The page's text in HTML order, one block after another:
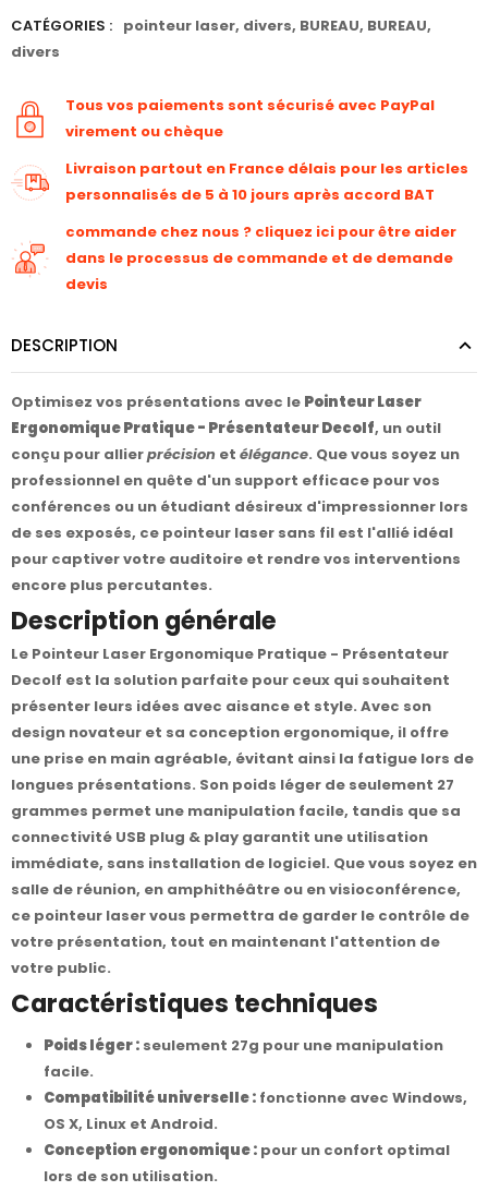
CATÉGORIES : pointeur laser, divers, BUREAU, BUREAU,
divers
Tous vos paiements sont sécurisé avec PayPal
virement ou chèque
Livraison partout en France délais pour les articles
personnalisés de 5 à 10 jours après accord BAT
commande chez nous ? cliquez ici pour être aider
dans le processus de commande et de demande
devis
DESCRIPTION
Optimisez vos présentations avec le Pointeur Laser
Ergonomique Pratique - Présentateur Decolf, un outil
conçu pour allierprécision et élégance. Que vous soyez un
professionnel en quête d'un support efficace pour vos
conférences ou un étudiant désireux d'impressionner lors
de ses exposés, ce pointeur laser sans fil est l'allié idéal
pour captiver votre auditoire et rendre vos interventions
encore plus percutantes.
Description générale
Le Pointeur Laser Ergonomique Pratique - Présentateur
Decolf est la solution parfaite pour ceux qui souhaitent
présenter leurs idées avec aisance et style. Avec son
design novateur et sa conception ergonomique, il offre
une prise en main agréable, évitant ainsi la fatigue lors de
longues présentations. Son poids léger de seulement 27
grammes permet une manipulation facile, tandis que sa
connectivité USB plug & play garantit une utilisation
immédiate, sans installation de logiciel. Que vous soyez en
salle de réunion, en amphithéâtre ou en visioconférence,
ce pointeur laser vous permettra de garder le contrôle de
votre présentation, tout en maintenant l'attention de
votre public.
Caractéristiques techniques
Poids léger : seulement 27g pour une manipulation
facile.
Compatibilité universelle : fonctionne avec Windows,
OS X, Linux et Android.
Conception ergonomique : pour un confort optimal
lors de son utilisation.